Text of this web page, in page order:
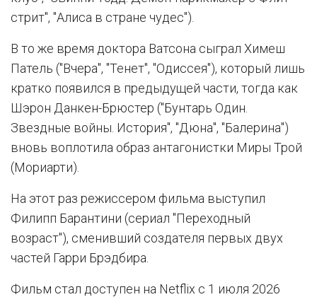
стрит", "Алиса в стране чудес").
В то же время доктора Ватсона сыграл Химеш
Патель ("Вчера", "Тенет", "Одиссея"), который лишь
кратко появился в предыдущей части, тогда как
Шэрон Данкен-Брюстер ("Бунтарь Один.
Звездные войны. История", "Дюна", "Балерина")
вновь воплотила образ антагонистки Миры Трой
(Мориарти).
На этот раз режиссером фильма выступил
Филипп Барантини (сериал "Переходный
возраст"), сменивший создателя первых двух
частей Гарри Брэдбира.
Фильм стал доступен на Netflix с 1 июля 2026